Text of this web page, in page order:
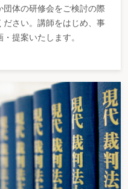
体の研修会をご検討の際
ださい。講師をはじめ、事
提案いたします。